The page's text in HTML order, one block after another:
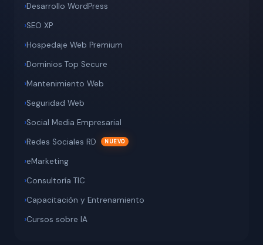
Desarrollo WordPress
SEO XP
Hospedaje Web Premium
Dominios Top Secure
Mantenimiento Web
Seguridad Web
Social Media Empresarial
Redes Sociales RD
eMarketing
Consultoría TIC
Capacitación y Entrenamiento
Cursos sobre IA